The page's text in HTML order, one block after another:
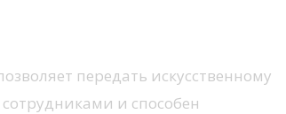
передать искусственному
и способен